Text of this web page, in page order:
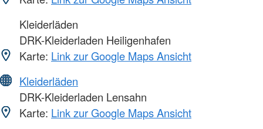
Kleiderläden
DRK-Kleiderladen Heiligenhafen
Karte: Link zur Google Maps Ansicht
Kleiderläden
DRK-Kleiderladen Lensahn
Karte: Link zur Google Maps Ansicht